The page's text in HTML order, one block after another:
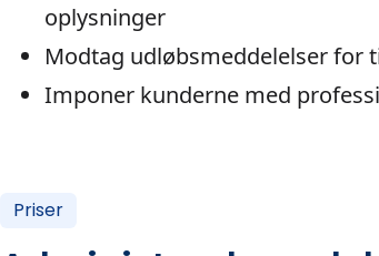
oplysninger
Modtag udløbsmeddelelser for
Imponer kunderne med
Priser